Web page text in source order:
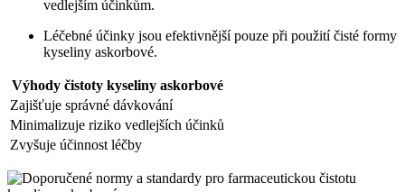
vedlejším účinkům.
Léčebné účinky jsou efektivnější pouze při použití čisté formy
kyseliny askorbové.
Výhody čistoty kyseliny askorbové
Zajišťuje správné dávkování
Minimalizuje riziko vedlejších účinků
Zvyšuje účinnost léčby